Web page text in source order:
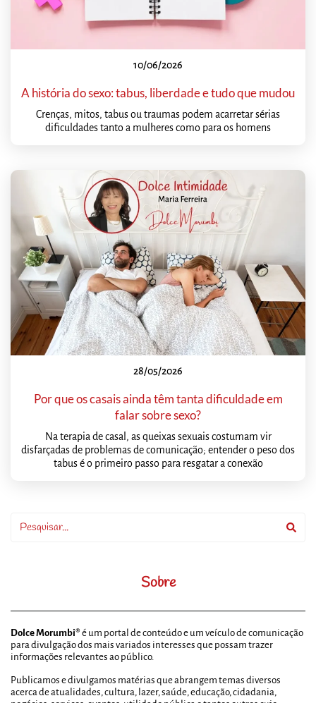
10/06/2026
A história do sexo: tabus, liberdade e tudo que mudou
Crenças, mitos, tabus ou traumas podem acarretar sérias
dificuldades tanto a mulheres como para os homens
28/05/2026
Por que os casais ainda têm tanta dificuldade em
falar sobre sexo?
Na terapia de casal, as queixas sexuais costumam vir
disfarçadas de problemas de comunicação; entender o peso dos
tabus é o primeiro passo para resgatar a conexão
Sobre
Dolce Morumbi® é um portal de conteúdo e um veículo de comunicação
para divulgação dos mais variados interesses que possam trazer
informações relevantes ao público.
Publicamos e divulgamos matérias que abrangem temas diversos
acerca de atualidades, cultura, lazer, saúde, educação, cidadania,